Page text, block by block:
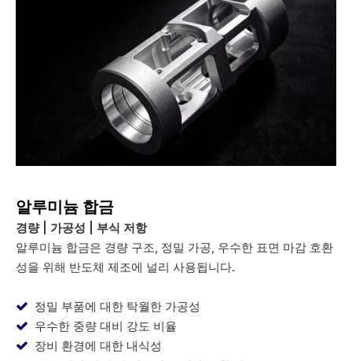
알루미늄 합금
경량 | 가공성 | 부식 저항
알루미늄 합금은 경량 구조, 정밀 가공, 우수한 표면 마감 호환
성을 위해 반도체 제조에 널리 사용됩니다.
 정밀 부품에 대한 탁월한 가공성
 우수한 중량 대비 강도 비율
 장비 환경에 대한 내식성